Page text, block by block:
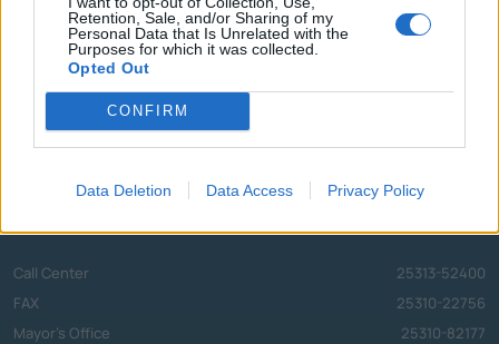
Retention, Sale, and/or Sharing of my
Personal Data that Is Unrelated with the
Purposes for which it was collected.
Opted Out
CONFIRM
Data Deletion Data Access Privacy Policy
Call Center
25313-52400
FAX
25310-22756
Mayor's Office
25310-82177